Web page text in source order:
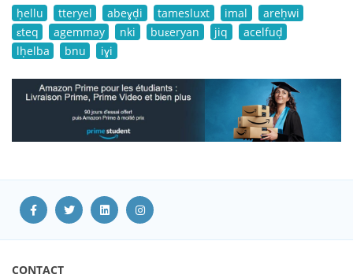
ḥellu tteryel abeɣḍi tamesluxt imal
areḥwi
ɛteq
agemmay nki buɛeryan jiq
acelfuḍ
lḥelba
bnu iɣi
CONTACT